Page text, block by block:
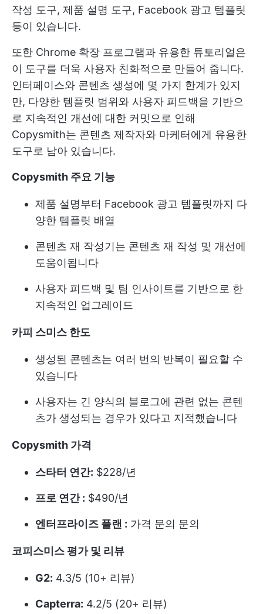
작성 도구, 제품 설명 도구, Facebook 광고 템플릿
등이 있습니다.
또한 Chrome 확장 프로그램과 유용한 튜토리얼은
이 도구를 더욱 사용자 친화적으로 만들어 줍니다.
인터페이스와 콘텐츠 생성에 몇 가지 한계가 있지
만, 다양한 템플릿 범위와 사용자 피드백을 기반으
로 지속적인 개선에 대한 커밋으로 인해
Copysmith는 콘텐츠 제작자와 마케터에게 유용한
도구로 남아 있습니다.
Copysmith 주요 기능
제품 설명부터 Facebook 광고 템플릿까지 다
양한 템플릿 배열
콘텐츠 재 작성기는 콘텐츠 재 작성 및 개선에
도움이됩니다
사용자 피드백 및 팀 인사이트를 기반으로 한
지속적인 업그레이드
카피 스미스 한도
생성된 콘텐츠는 여러 번의 반복이 필요할 수
있습니다
사용자는 긴 양식의 블로그에 관련 없는 콘텐
츠가 생성되는 경우가 있다고 지적했습니다
Copysmith 가격
스타터 연간: $228/년
프로 연간 : $490/년
엔터프라이즈 플랜 : 가격 문의 문의
코피스미스 평가 및 리뷰
G2: 4.3/5 (10+ 리뷰)
Capterra: 4.2/5 (20+ 리뷰)